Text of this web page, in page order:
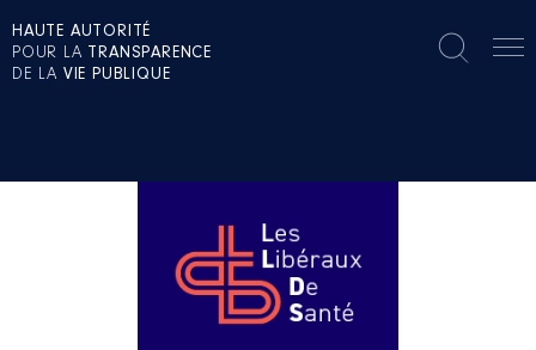
HAUTE AUTORITÉ
POUR LA TRANSPARENCE
DE LA VIE PUBLIQUE